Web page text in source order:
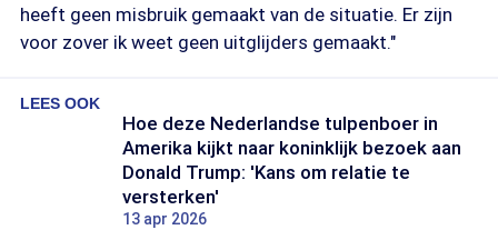
heeft geen misbruik gemaakt van de situatie. Er zijn
voor zover ik weet geen uitglijders gemaakt."
LEES OOK
Hoe deze Nederlandse tulpenboer in
Amerika kijkt naar koninklijk bezoek aan
Donald Trump: 'Kans om relatie te
versterken'
13 apr 2026